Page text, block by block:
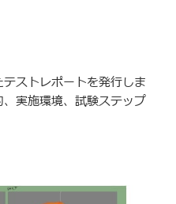
ストレポートを発行しま
実施環境、試験ステップ